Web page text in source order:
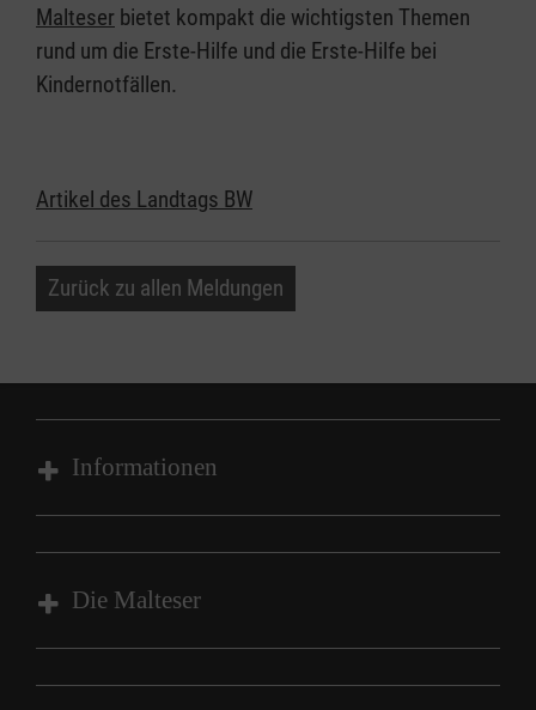
Malteser bietet kompakt die wichtigsten Themen
rund um die Erste-Hilfe und die Erste-Hilfe bei
Kindernotfällen.
Artikel des Landtags BW
Zurück zu allen Meldungen
Informationen
Impressum
Datenschutz
Die Malteser
Malteser in Deutschland